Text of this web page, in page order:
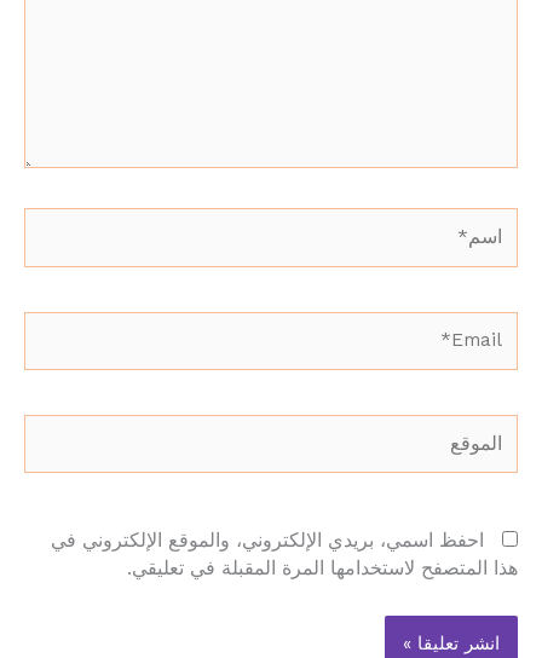
احفظ اسمي، بريدي الإلكتروني، والموقع الإلكتروني في
هذا المتصفح لاستخدامها المرة المقبلة في تعليقي.